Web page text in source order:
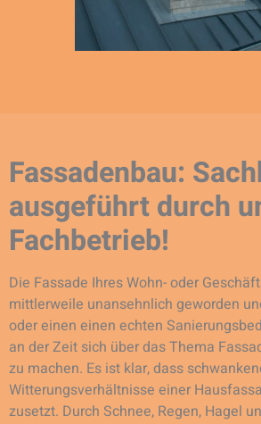
Fassadenbau:
ausgeführt durch
Fachbetrieb!
Die Fassade Ihres Wohn- oder
mittlerweile unansehnlich geworden
oder einen einen echten
an der Zeit sich über das Thema
zu machen. Es ist klar, dass
Witterungsverhältnisse einer
zusetzt. Durch Schnee, Regen, Hagel